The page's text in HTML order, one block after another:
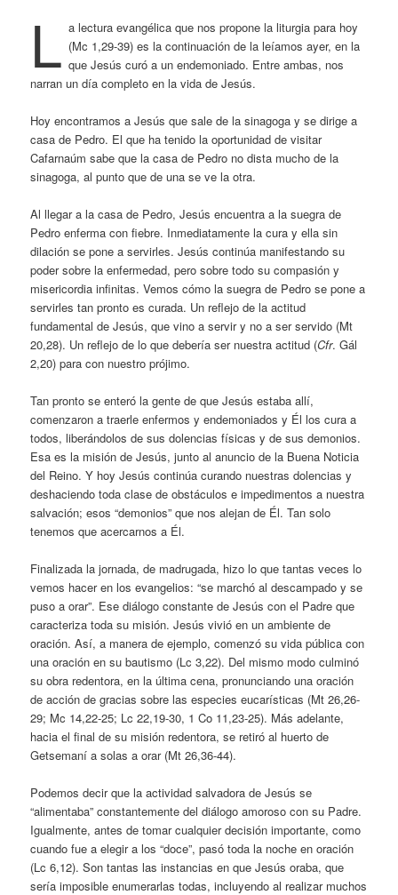
L a lectura evangélica que nos propone la liturgia para hoy
(Mc 1,29-39) es la continuación de la leíamos ayer, en la
que Jesús curó a un endemoniado. Entre ambas, nos
narran un día completo en la vida de Jesús.
Hoy encontramos a Jesús que sale de la sinagoga y se dirige a
casa de Pedro. El que ha tenido la oportunidad de visitar
Cafarnaúm sabe que la casa de Pedro no dista mucho de la
sinagoga, al punto que de una se ve la otra.
Al llegar a la casa de Pedro, Jesús encuentra a la suegra de
Pedro enferma con fiebre. Inmediatamente la cura y ella sin
dilación se pone a servirles. Jesús continúa manifestando su
poder sobre la enfermedad, pero sobre todo su compasión y
misericordia infinitas. Vemos cómo la suegra de Pedro se pone a
servirles tan pronto es curada. Un reflejo de la actitud
fundamental de Jesús, que vino a servir y no a ser servido (Mt
20,28). Un reflejo de lo que debería ser nuestra actitud (Cfr. Gál
2,20) para con nuestro prójimo.
Tan pronto se enteró la gente de que Jesús estaba allí,
comenzaron a traerle enfermos y endemoniados y Él los cura a
todos, liberándolos de sus dolencias físicas y de sus demonios.
Esa es la misión de Jesús, junto al anuncio de la Buena Noticia
del Reino. Y hoy Jesús continúa curando nuestras dolencias y
deshaciendo toda clase de obstáculos e impedimentos a nuestra
salvación; esos “demonios” que nos alejan de Él. Tan solo
tenemos que acercarnos a Él.
Finalizada la jornada, de madrugada, hizo lo que tantas veces lo
vemos hacer en los evangelios: “se marchó al descampado y se
puso a orar”. Ese diálogo constante de Jesús con el Padre que
caracteriza toda su misión. Jesús vivió en un ambiente de
oración. Así, a manera de ejemplo, comenzó su vida pública con
una oración en su bautismo (Lc 3,22). Del mismo modo culminó
su obra redentora, en la última cena, pronunciando una oración
de acción de gracias sobre las especies eucarísticas (Mt 26,26-
29; Mc 14,22-25; Lc 22,19-30, 1 Co 11,23-25). Más adelante,
hacia el final de su misión redentora, se retiró al huerto de
Getsemaní a solas a orar (Mt 26,36-44).
Podemos decir que la actividad salvadora de Jesús se
“alimentaba” constantemente del diálogo amoroso con su Padre.
Igualmente, antes de tomar cualquier decisión importante, como
cuando fue a elegir a los “doce”, pasó toda la noche en oración
(Lc 6,12). Son tantas las instancias en que Jesús oraba, que
sería imposible enumerarlas todas, incluyendo al realizar muchos